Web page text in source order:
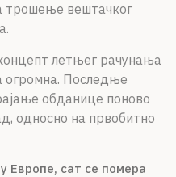
трошење вештачког
летњег рачунања
огромна. Последње
обданице поново
односно на првобитно
Европе, сат се помера